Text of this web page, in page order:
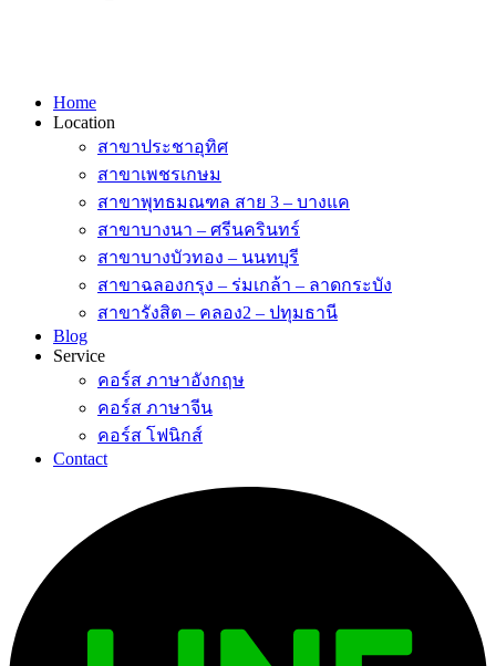
Home
Location
สาขาประชาอุทิศ
สาขาเพชรเกษม
สาขาพุทธมณฑล สาย 3 – บางแค
สาขาบางนา – ศรีนครินทร์
สาขาบางบัวทอง – นนทบุรี
สาขาฉลองกรุง – ร่มเกล้า – ลาดกระบัง
สาขารังสิต – คลอง2 – ปทุมธานี
Blog
Service
คอร์ส ภาษาอังกฤษ
คอร์ส ภาษาจีน
คอร์ส โฟนิกส์
Contact